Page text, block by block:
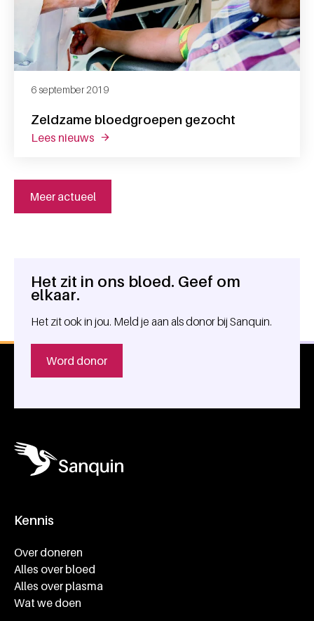
Zeldzame bloedgroepen gezocht
6 september 2019
lees nieuws over zeldzame bloedgroepen gezocht
Meer actueel
Algemene informatie
Het zit in ons bloed. Geef om
elkaar.
Het zit ook in jou. Meld je aan als donor bij Sanquin.
Word donor
Kennis
Over doneren
Alles over bloed
Alles over plasma
Wat we doen